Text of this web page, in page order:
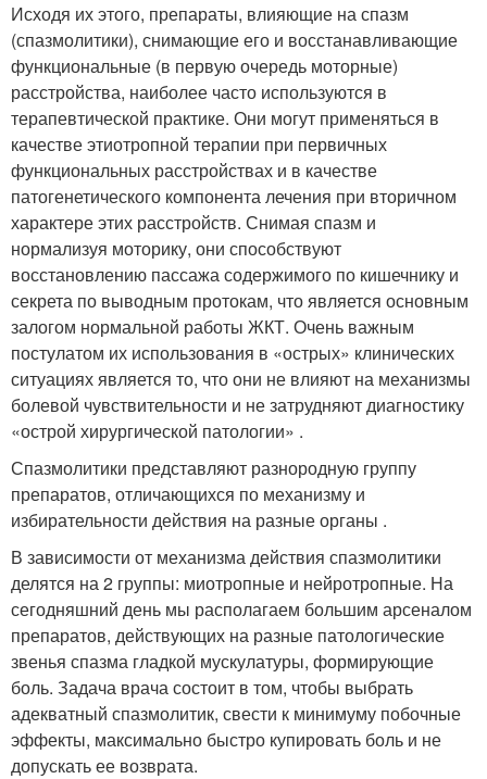
Исходя их этого, препараты, влияющие на спазм
(спазмолитики), снимающие его и восстанавливающие
функциональные (в первую очередь моторные)
расстройства, наиболее часто используются в
терапевтической практике. Они могут применяться в
качестве этиотропной терапии при первичных
функциональных расстройствах и в качестве
патогенетического компонента лечения при вторичном
характере этих расстройств. Снимая спазм и
нормализуя моторику, они способствуют
восстановлению пассажа содержимого по кишечнику и
секрета по выводным протокам, что является основным
залогом нормальной работы ЖКТ. Очень важным
постулатом их использования в «острых» клинических
ситуациях является то, что они не влияют на механизмы
болевой чувствительности и не затрудняют диагностику
«острой хирургической патологии» .
Спазмолитики представляют разнородную группу
препаратов, отличающихся по механизму и
избирательности действия на разные органы .
В зависимости от механизма действия спазмолитики
делятся на 2 группы: миотропные и нейротропные. На
сегодняшний день мы располагаем большим арсеналом
препаратов, действующих на разные патологические
звенья спазма гладкой мускулатуры, формирующие
боль. Задача врача состоит в том, чтобы выбрать
адекватный спазмолитик, свести к минимуму побочные
эффекты, максимально быстро купировать боль и не
допускать ее возврата.